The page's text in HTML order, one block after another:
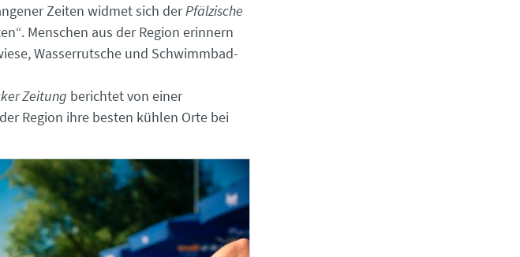
Zeiten widmet sich derPfälzische
Menschen aus der Region erinnern
Wasserrutsche und Schwimmbad-
Zeitung berichtet von einer
Region ihre besten kühlen Orte bei